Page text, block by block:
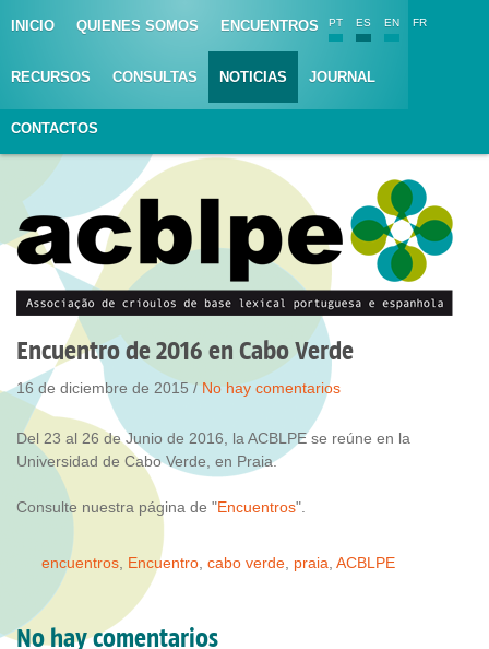
INICIO QUIENES SOMOS ENCUENTROS
RECURSOS CONSULTAS NOTICIAS JOURNAL
CONTACTOS
PT ES EN FR
Encuentro de 2016 en Cabo Verde
16 de diciembre de 2015 /No hay comentarios
Del 23 al 26 de Junio de 2016, la ACBLPE se reúne en la
Universidad de Cabo Verde, en Praia.
Consulte nuestra página de "Encuentros".
encuentros Encuentro cabo verde praia ACBLPE
No hay comentarios